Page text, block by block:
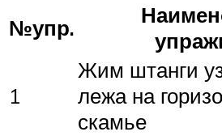
№упр.
1
Жим штанги
лежа на
скамье